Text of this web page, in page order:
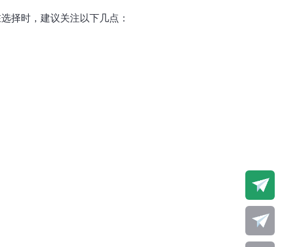
择时，建议关注以下几点：